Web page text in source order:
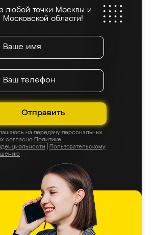
любой точки Москвы и
Московской области!
Отправить
на передачу персональных
согласно Политике
Пользовательскому